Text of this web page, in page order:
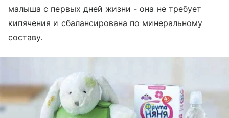
малыша с первых дней жизни - она не требует
кипячения и сбалансирована по минеральному
составу.